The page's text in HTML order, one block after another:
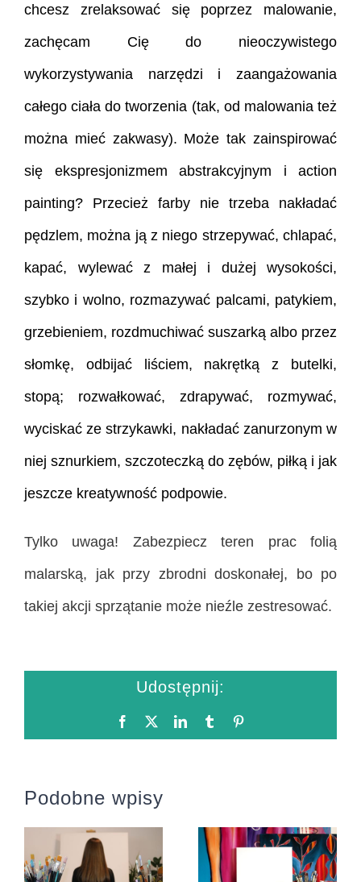
chcesz zrelaksować się poprzez malowanie,
zachęcam Cię do nieoczywistego
wykorzystywania narzędzi i zaangażowania
całego ciała do tworzenia (tak, od malowania też
można mieć zakwasy). Może tak zainspirować
się ekspresjonizmem abstrakcyjnym i action
painting? Przecież farby nie trzeba nakładać
pędzlem, można ją z niego strzepywać, chlapać,
kapać, wylewać z małej i dużej wysokości,
szybko i wolno, rozmazywać palcami, patykiem,
grzebieniem, rozdmuchiwać suszarką albo przez
słomkę, odbijać liściem, nakrętką z butelki,
stopą; rozwałkować, zdrapywać, rozmywać,
wyciskać ze strzykawki, nakładać zanurzonym w
niej sznurkiem, szczoteczką do zębów, piłką i jak
jeszcze kreatywność podpowie.
Tylko uwaga! Zabezpiecz teren prac folią
malarską, jak przy zbrodni doskonałej, bo po
takiej akcji sprzątanie może nieźle zestresować.
Udostępnij:
Facebook LinkedInTumblr
Podobne wpisy